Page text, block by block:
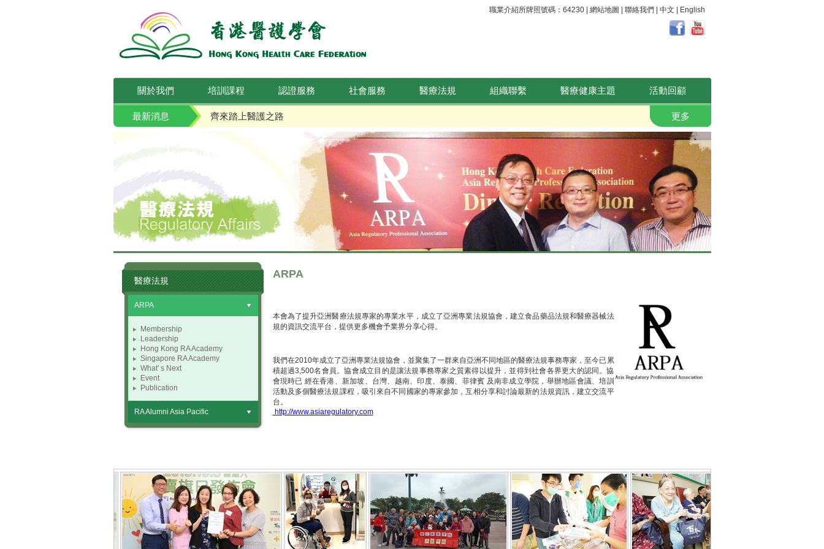
職業介紹所牌照號碼：64230 | 網站地圖 聯絡我們 中文 English
關於我們 培訓課程 認證服務 社會服務 醫療法規 組織聯繫 醫療健康主題 活動回顧
最新消息 齊來踏上醫護之路 職安健。 好心晴
更多
醫療法規
ARPA
Membership
Leadership
Hong Kong RA Academy
Singapore RA Academy
What' s Next
Event
Publication
RA Alumni Asia Pacific
ARPA
本會為了提升亞洲醫療法規專家的專業水平，成立了亞洲專業法規協會，建立食品藥品法規和醫療器械法
規的資訊交流平台，提供更多機會予業界分享心得。
我們在2010年成立了亞洲專業法規協會，並聚集了一群來自亞洲不同地區的醫療法規事務專家，至今已累
積超過3,500名會員。協會成立目的是讓法規事務專家之質素得以提升，並得到社會各界更大的認同。協
會現時已 經在香港、新加坡、台灣、越南、印度、泰國、菲律賓 及南非成立學院，舉辦地區會議、培訓
活動及多個醫療法規課程，吸引來自不同國家的專家參加，互相分享和討論最新的法規資訊，建立交流平
台。
http://www.asiaregulatory.com